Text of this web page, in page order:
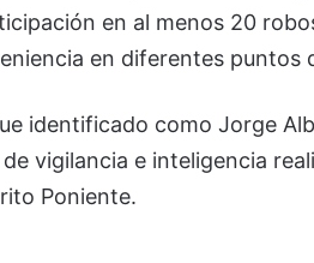
en al menos 20
en diferentes puntos
identificado como Jorge
vigilancia e inteligencia
Poniente.